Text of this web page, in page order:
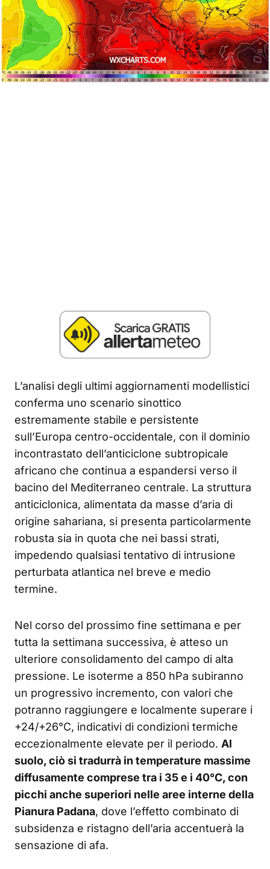
L’analisi degli ultimi aggiornamenti modellistici
conferma uno scenario sinottico
estremamente stabile e persistente
sull’Europa centro-occidentale, con il dominio
incontrastato dell’anticiclone subtropicale
africano che continua a espandersi verso il
bacino del Mediterraneo centrale. La struttura
anticiclonica, alimentata da masse d’aria di
origine sahariana, si presenta particolarmente
robusta sia in quota che nei bassi strati,
impedendo qualsiasi tentativo di intrusione
perturbata atlantica nel breve e medio
termine.
Nel corso del prossimo fine settimana e per
tutta la settimana successiva, è atteso un
ulteriore consolidamento del campo di alta
pressione. Le isoterme a 850 hPa subiranno
un progressivo incremento, con valori che
potranno raggiungere e localmente superare i
+24/+26°C, indicativi di condizioni termiche
eccezionalmente elevate per il periodo. Al
suolo, ciò si tradurrà in temperature massime
diffusamente comprese tra i 35 e i 40°C, con
picchi anche superiori nelle aree interne della
Pianura Padana, dove l’effetto combinato di
subsidenza e ristagno dell’aria accentuerà la
sensazione di afa.